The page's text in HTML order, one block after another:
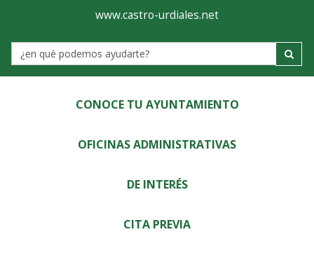
Ayuntamiento
de
Castro-
Urdiales
www.castro-urdiales.net
Label
CONOCE TU AYUNTAMIENTO
OFICINAS ADMINISTRATIVAS
DE INTERÉS
CITA PREVIA